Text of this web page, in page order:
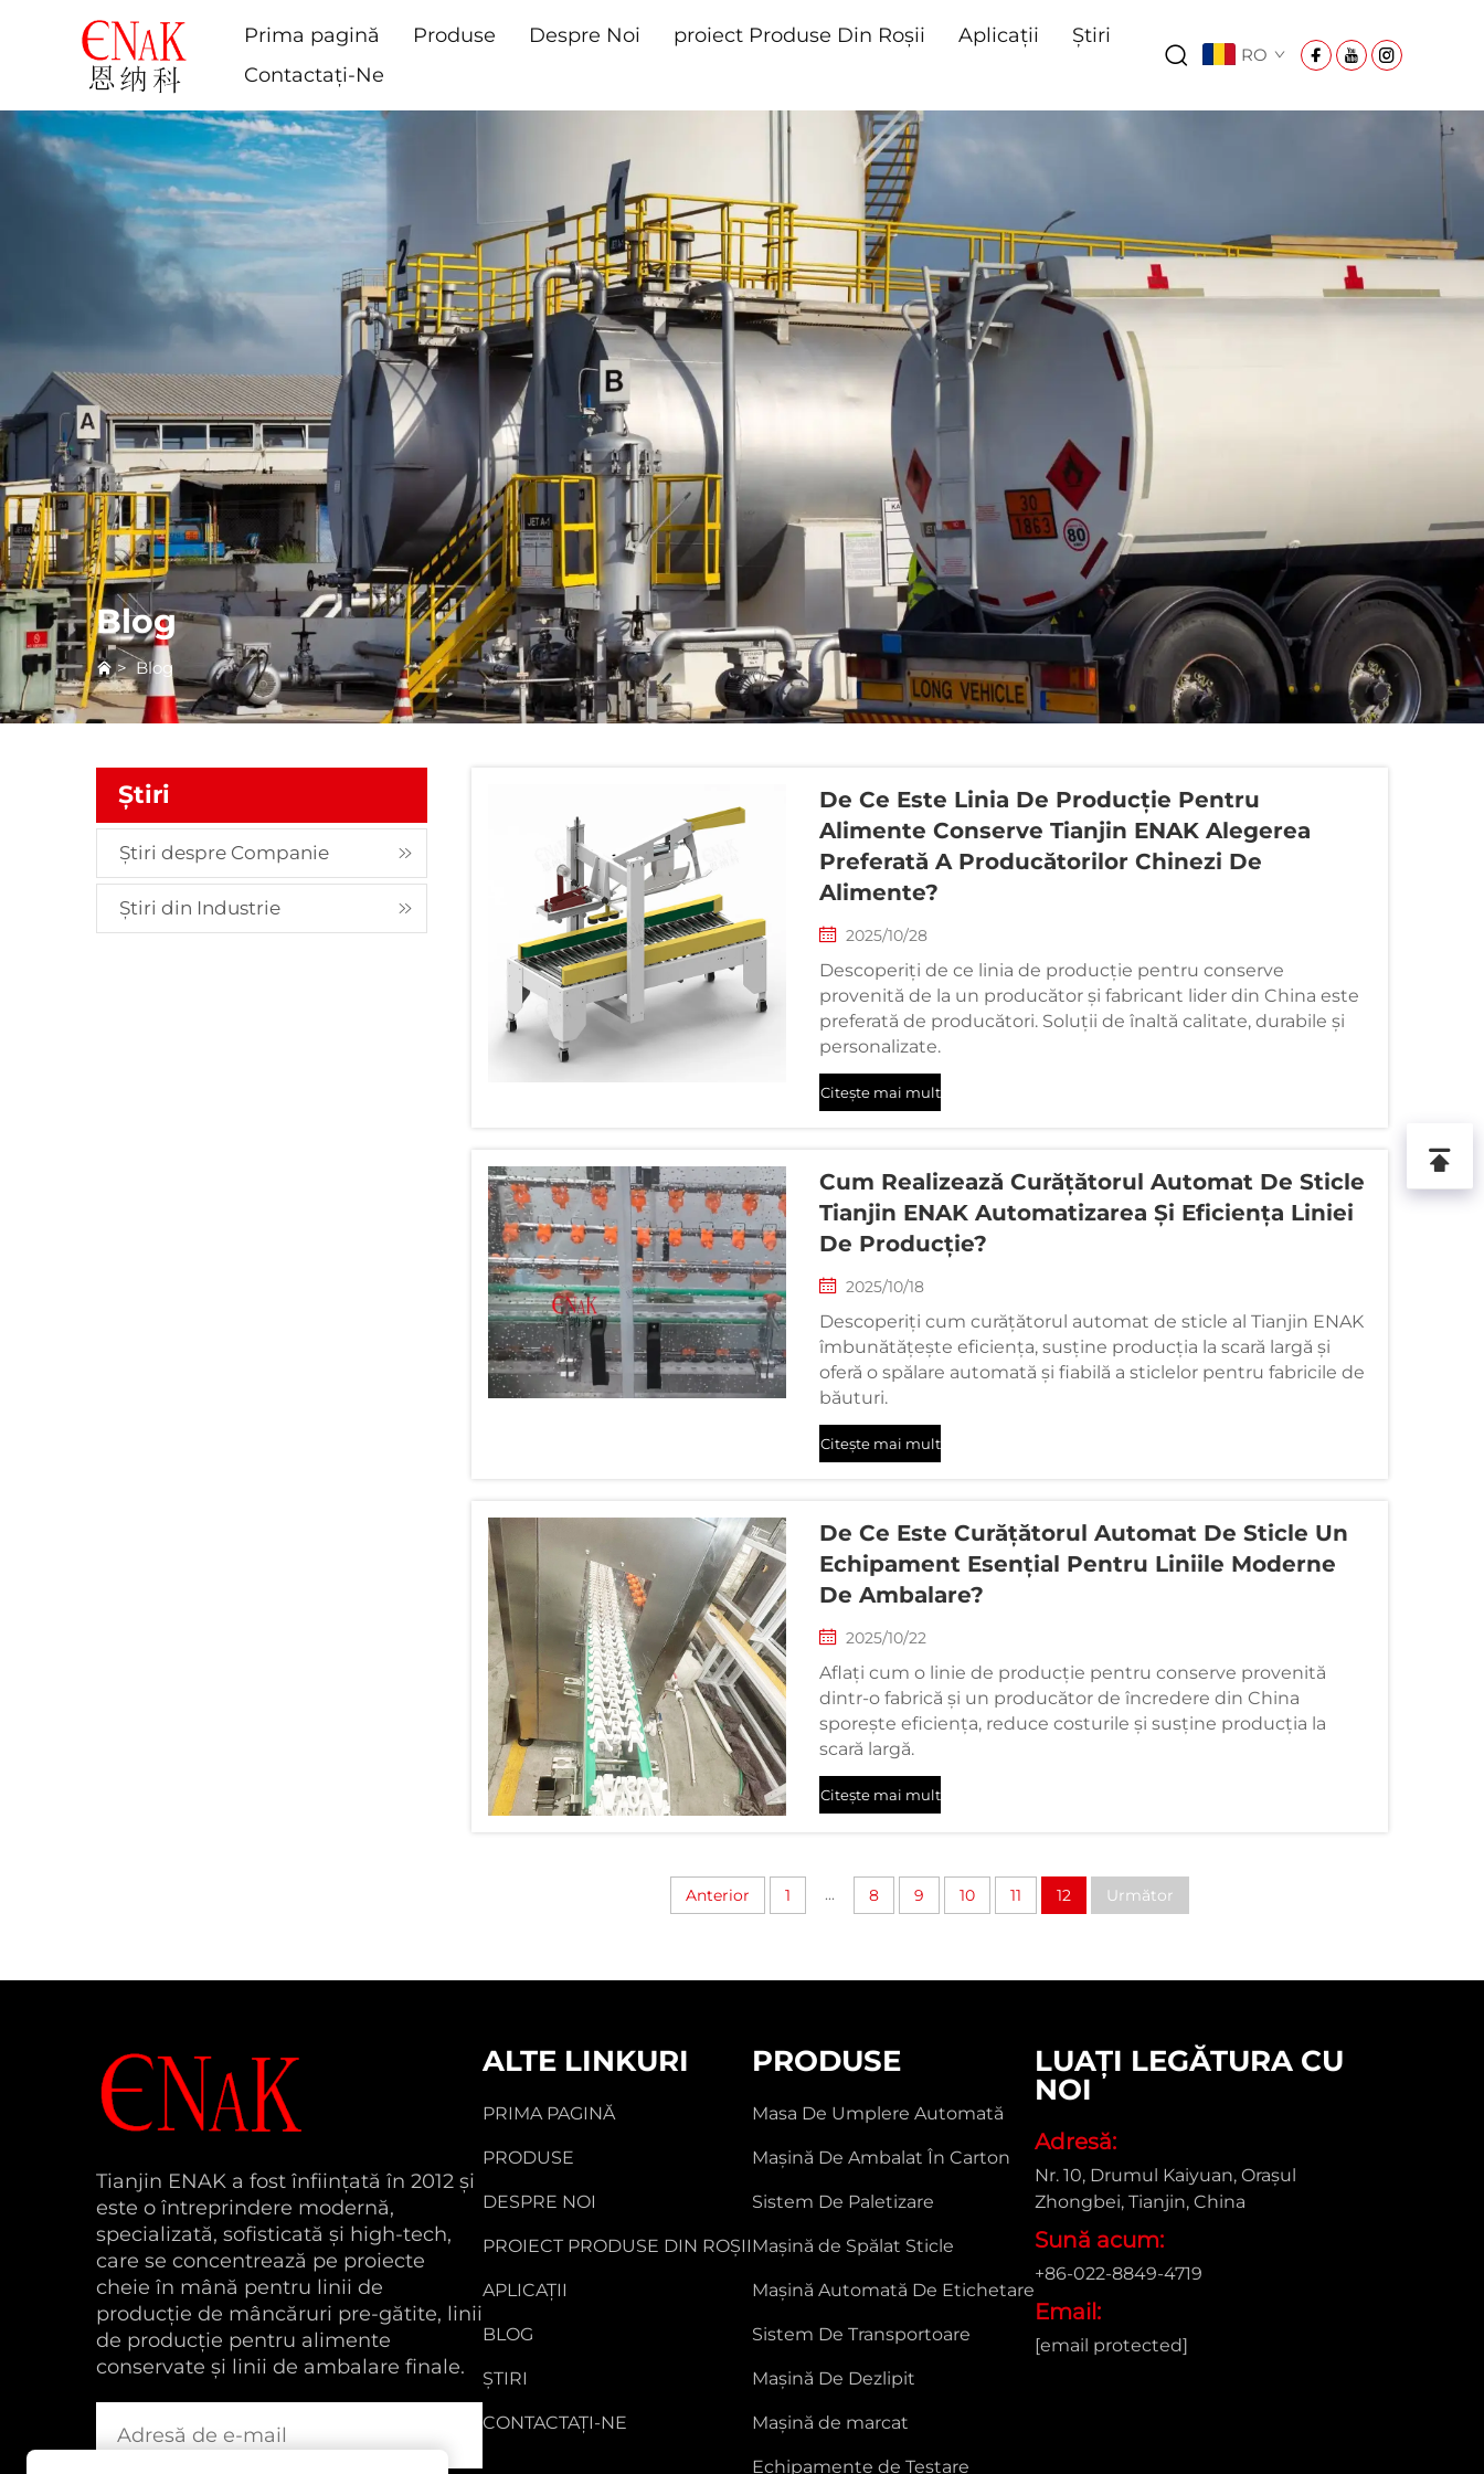
Prima pagină Produse Despre Noi proiect Produse Din Roșii Aplicații
Știri
Contactați-Ne
RO
Blog
>Blog
Știri
Știri despre Companie
Știri din Industrie
De Ce Este Linia De Producție Pentru
Alimente Conserve Tianjin ENAK Alegerea
Preferată A Producătorilor Chinezi De
Alimente?
2025/10/28
Descoperiți de ce linia de producție pentru conserve
provenită de la un producător și fabricant lider din China este
preferată de producători. Soluții de înaltă calitate, durabile și
personalizate.
Citește mai mult
Cum Realizează Curățătorul Automat De Sticle
Tianjin ENAK Automatizarea Și Eficiența Liniei
De Producție?
2025/10/18
Descoperiți cum curățătorul automat de sticle al Tianjin ENAK
îmbunătățește eficiența, susține producția la scară largă și
oferă o spălare automată și fiabilă a sticlelor pentru fabricile de
băuturi.
Citește mai mult
De Ce Este Curățătorul Automat De Sticle Un
Echipament Esențial Pentru Liniile Moderne
De Ambalare?
2025/10/22
Aflați cum o linie de producție pentru conserve provenită
dintr-o fabrică și un producător de încredere din China
sporește eficiența, reduce costurile și susține producția la
scară largă.
Citește mai mult
Anterior 1 ... 8 9 10 11 12 Următor
Tianjin ENAK a fost înființată în 2012 și
este o întreprindere modernă,
specializată, sofisticată și high-tech,
care se concentrează pe proiecte
cheie în mână pentru linii de
producție de mâncăruri pre-gătite, linii
de producție pentru alimente
conservate și linii de ambalare finale.
ALTE LINKURI
PRIMA PAGINĂ
PRODUSE
DESPRE NOI
PROIECT PRODUSE DIN ROȘII
APLICAȚII
BLOG
ȘTIRI
CONTACTAȚI-NE
PRODUSE
Masa De Umplere Automată
Mașină De Ambalat În Carton
Sistem De Paletizare
Mașină de Spălat Sticle
Mașină Automată De Etichetare
Sistem De Transportoare
Mașină De Dezlipit
Mașină de marcat
Echipamente de Testare
LUAȚI LEGĂTURA CU
NOI
Adresă:
Nr. 10, Drumul Kaiyuan, Orașul
Zhongbei, Tianjin, China
Sună acum:
+86-022-8849-4719
Email:
[email protected]